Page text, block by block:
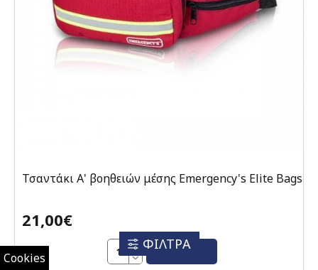
Cookies
Τσαντάκι Α' βοηθειών μέσης Emergency's Elite Bags
21,00€
ΑΓΟΡΆ
ΦΙΛΤΡΑ